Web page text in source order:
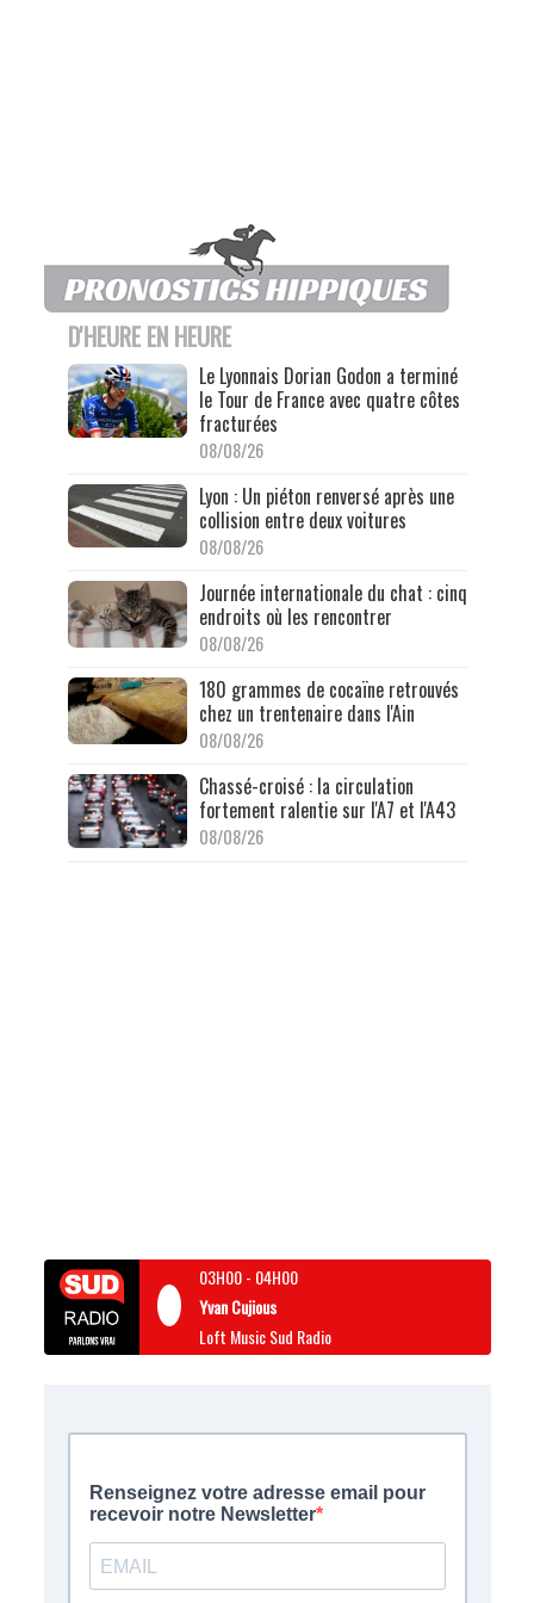
D'HEURE EN HEURE
Le Lyonnais Dorian Godon a terminé
le Tour de France avec quatre côtes
fracturées
08/08/26
Lyon : Un piéton renversé après une
collision entre deux voitures
08/08/26
Journée internationale du chat : cinq
endroits où les rencontrer
08/08/26
180 grammes de cocaïne retrouvés
chez un trentenaire dans l'Ain
08/08/26
Chassé-croisé : la circulation
fortement ralentie sur l'A7 et l'A43
08/08/26
03H00- 04H00
Yvan Cujious
Loft Music Sud Radio